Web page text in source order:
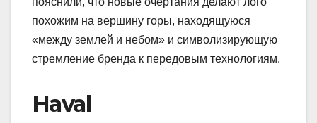
похожим на вершину горы, находящуюся
«между землей и небом» и символизирующую
стремление бренда к передовым технологиям.
Haval